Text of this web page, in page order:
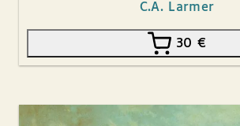
C.A. Larmer
30 €